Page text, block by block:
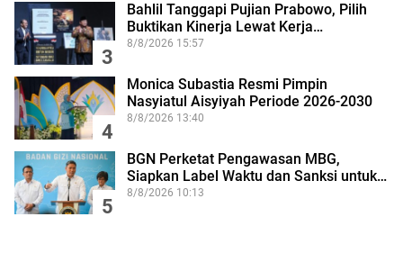
3
Bahlil Tanggapi Pujian Prabowo, Pilih
Buktikan Kinerja Lewat Kerja…
8/8/2026 15:57
4
Monica Subastia Resmi Pimpin
Nasyiatul Aisyiyah Periode 2026-2030
8/8/2026 13:40
5
BGN Perketat Pengawasan MBG,
Siapkan Label Waktu dan Sanksi untuk…
8/8/2026 10:13